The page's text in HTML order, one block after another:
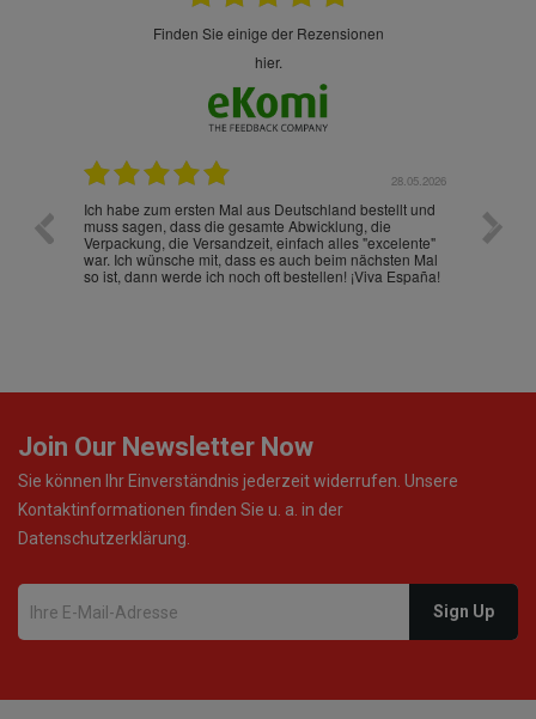
finden Sie einige der Rezensionen
hier.
28.05.2026
Ich habe zum ersten Mal aus Deutschland bestellt und
muss sagen, dass die gesamte Abwicklung, die
Verpackung, die Versandzeit, einfach alles "excelente"
war. Ich wünsche mit, dass es auch beim nächsten Mal
so ist, dann werde ich noch oft bestellen! ¡Viva España!
Die
gut
ist
Join Our Newsletter Now
Sie können Ihr Einverständnis jederzeit widerrufen. Unsere
Kontaktinformationen finden Sie u. a. in der
Datenschutzerklärung.